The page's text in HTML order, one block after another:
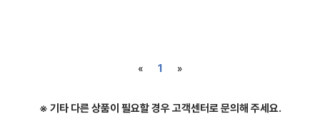
« 1 »
※ 기타 다른 상품이 필요할 경우 고객센터로 문의해 주세요.